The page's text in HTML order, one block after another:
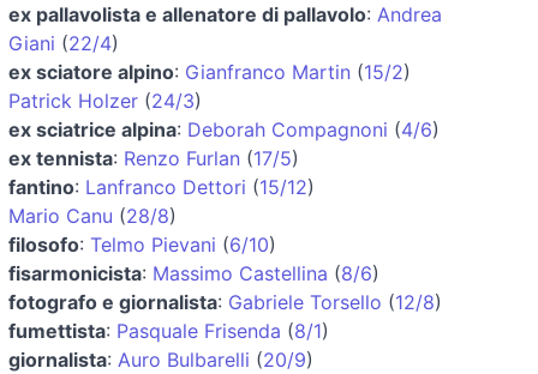
ex pallavolista e allenatore di pallavolo: Andrea
Giani (22/4)
ex sciatore alpino: Gianfranco Martin (15/2)
Patrick Holzer (24/3)
ex sciatrice alpina: Deborah Compagnoni (4/6)
ex tennista: Renzo Furlan (17/5)
fantino: Lanfranco Dettori (15/12)
Mario Canu (28/8)
filosofo: Telmo Pievani (6/10)
fisarmonicista: Massimo Castellina (8/6)
fotografo e giornalista: Gabriele Torsello (12/8)
fumettista: Pasquale Frisenda (8/1)
giornalista: Auro Bulbarelli (20/9)